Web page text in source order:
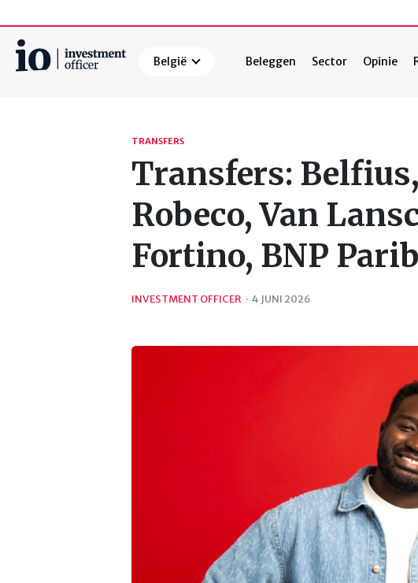
België Beleggen Sector Opinie
TRANSFERS
Transfers:
Robeco, Van
Fortino, BNP
INVESTMENT OFFICER · 4 JUNI 2026